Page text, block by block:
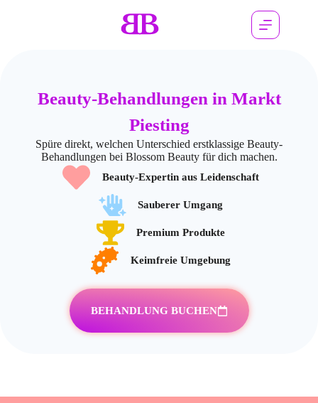
Beauty-Behandlungen in Markt
Piesting
Spüre direkt, welchen Unterschied erstklassige Beauty-
Behandlungen bei Blossom Beauty für dich machen.
Beauty-Expertin aus Leidenschaft
Sauberer Umgang
Premium Produkte
Keimfreie Umgebung
BEHANDLUNG BUCHEN